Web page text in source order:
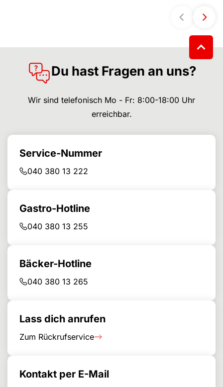
Du hast Fragen an uns?
Wir sind telefonisch Mo - Fr: 8:00-18:00 Uhr
erreichbar.
Service-Nummer
040 380 13 222
Gastro-Hotline
040 380 13 255
Bäcker-Hotline
040 380 13 265
Lass dich anrufen
Zum Rückrufservice
Kontakt per E-Mail